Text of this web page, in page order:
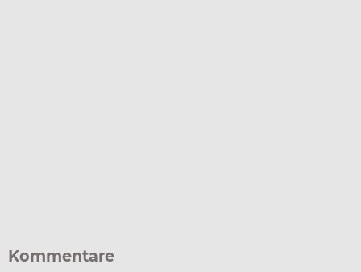
Kommentare